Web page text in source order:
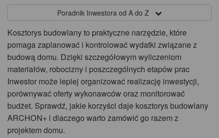
Poradnik Inwestora od A do Z
Kosztorys budowlany to praktyczne narzędzie, które
pomaga zaplanować i kontrolować wydatki związane z
budową domu. Dzięki szczegółowym wyliczeniom
materiałów, robocizny i poszczególnych etapów prac
Inwestor może lepiej organizować realizację inwestycji,
porównywać oferty wykonawców oraz monitorować
budżet. Sprawdź, jakie korzyści daje kosztorys budowlany
ARCHON+ i dlaczego warto zamówić go razem z
projektem domu.